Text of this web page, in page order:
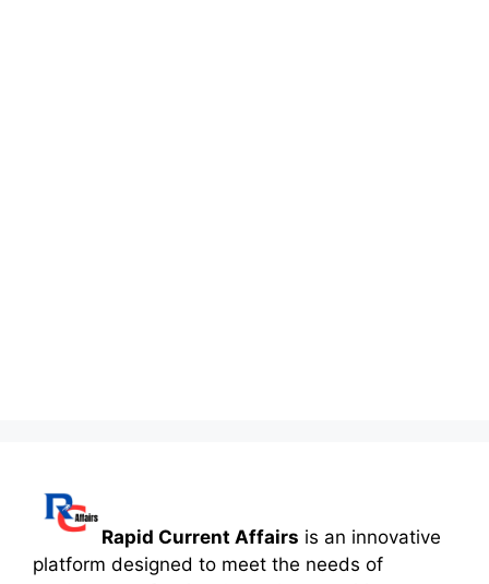
Rapid Current Affairs is an innovative
platform designed to meet the needs of